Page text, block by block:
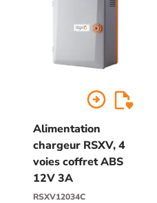
arrow_circle_right
Alimentation
chargeur RSXV, 4
voies coffret ABS
12V 3A
RSXV12034C